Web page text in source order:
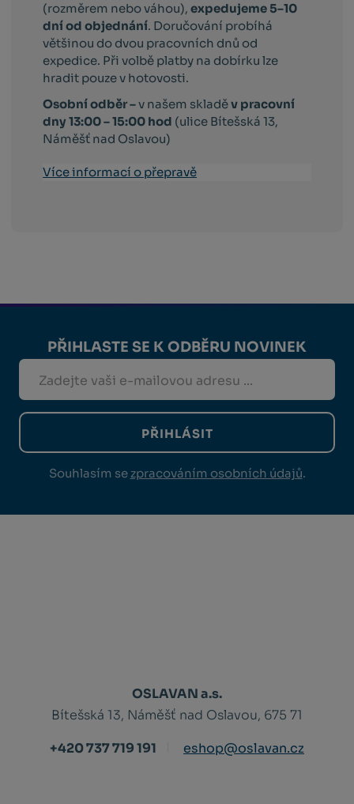
(rozměrem nebo váhou),expedujeme 5–10
dní od objednání. Doručování probíhá
většinou do dvou pracovních dnů od
expedice. Při volbě platby na dobírku lze
hradit pouze v hotovosti.
Osobní odběr –v našem skladěv pracovní
dny 13:00 – 15:00 hod (ulice Bítešská 13,
Náměšť nad Oslavou)
Více informací o přepravě
PŘIHLASTE SE K ODBĚRU NOVINEK
PŘIHLÁSIT
Souhlasím se zpracováním osobních údajů.
OSLAVAN a.s.
Bítešská 13, Náměšť nad Oslavou, 675 71
+420 737 719 191
eshop@oslavan.cz